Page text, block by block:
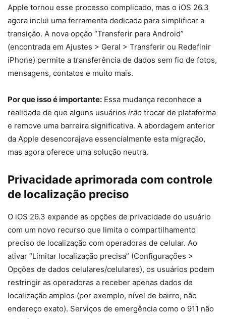
Apple tornou esse processo complicado, mas o iOS 26.3
agora inclui uma ferramenta dedicada para simplificar a
transição. A nova opção “Transferir para Android”
(encontrada em Ajustes > Geral > Transferir ou Redefinir
iPhone) permite a transferência de dados sem fio de fotos,
mensagens, contatos e muito mais.
Por que isso é importante: Essa mudança reconhece a
realidade de que alguns usuários irão trocar de plataforma
e remove uma barreira significativa. A abordagem anterior
da Apple desencorajava essencialmente esta migração,
mas agora oferece uma solução neutra.
Privacidade aprimorada com controle
de localização preciso
O iOS 26.3 expande as opções de privacidade do usuário
com um novo recurso que limita o compartilhamento
preciso de localização com operadoras de celular. Ao
ativar “Limitar localização precisa” (Configurações >
Opções de dados celulares/celulares), os usuários podem
restringir as operadoras a receber apenas dados de
localização amplos (por exemplo, nível de bairro, não
endereço exato). Serviços de emergência como o 911 não